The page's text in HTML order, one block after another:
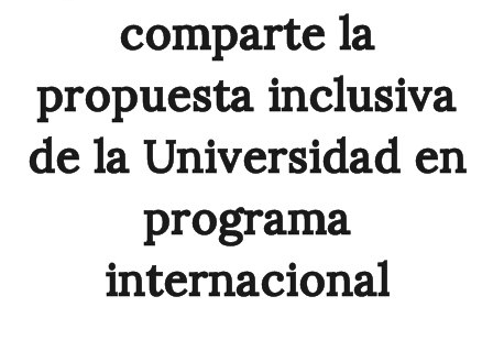
comparte la
propuesta inclusiva
de la Universidad en
programa
internacional